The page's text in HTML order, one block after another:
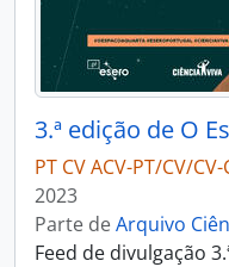
PT CV ACV-PT/CV/
2023
Parte deArquivo
Feed de divulgação